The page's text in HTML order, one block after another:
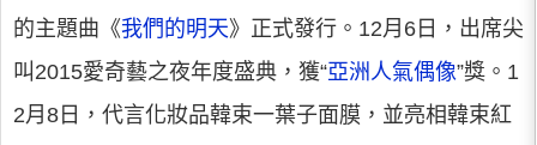
的主題曲《我們的明天》正式發行。12月6日，出席尖
叫2015愛奇藝之夜年度盛典，獲“亞洲人氣偶像”獎。1
2月8日，代言化妝品韓束一葉子面膜，並亮相韓束紅